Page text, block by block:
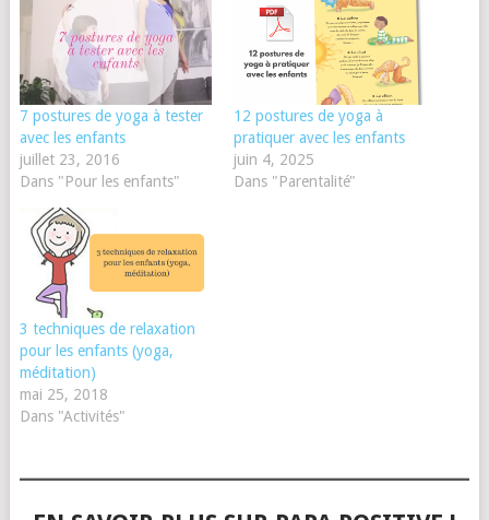
7 postures de yoga à tester
avec les enfants
juillet 23, 2016
Dans "Pour les enfants"
12 postures de yoga à
pratiquer avec les enfants
juin 4, 2025
Dans "Parentalité"
3 techniques de relaxation
pour les enfants (yoga,
méditation)
mai 25, 2018
Dans "Activités"